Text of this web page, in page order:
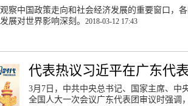
察中国政策走向和社会经济发展的重要窗口，
展对世界影响深刻。 2018-03-12 17:43
代表热议习近平在广东代
3月7日，中共中央总书记、国家主席、中
全国人大一次会议广东代表团审议时强调